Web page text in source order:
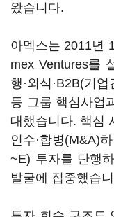
왔습니다.
아멕스는 2011년
mex Ventures를
행·외식·B2B(기
등 그룹 핵심사업
대했습니다. 핵심
인수·합병(M&A)
~E) 투자를 단행
발굴에 집중했습